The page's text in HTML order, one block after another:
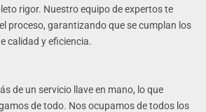
rigor. Nuestro equipo de expertos te
proceso, garantizando que se cumplan los
calidad y eficiencia.
de un servicio llave en mano, lo que
de todo. Nos ocupamos de todos los